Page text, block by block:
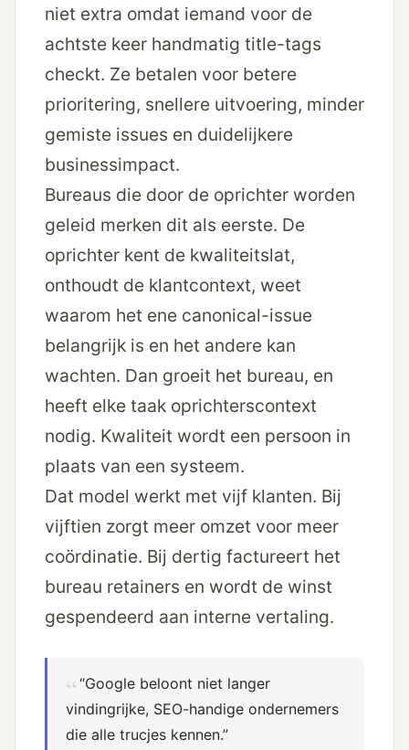
niet extra omdat iemand voor de
achtste keer handmatig title-tags
checkt. Ze betalen voor betere
prioritering, snellere uitvoering, minder
gemiste issues en duidelijkere
businessimpact.
Bureaus die door de oprichter worden
geleid merken dit als eerste. De
oprichter kent de kwaliteitslat,
onthoudt de klantcontext, weet
waarom het ene canonical-issue
belangrijk is en het andere kan
wachten. Dan groeit het bureau, en
heeft elke taak oprichterscontext
nodig. Kwaliteit wordt een persoon in
plaats van een systeem.
Dat model werkt met vijf klanten. Bij
vijftien zorgt meer omzet voor meer
coördinatie. Bij dertig factureert het
bureau retainers en wordt de winst
gespendeerd aan interne vertaling.
“Google beloont niet langer
vindingrijke, SEO-handige ondernemers
die alle trucjes kennen.”